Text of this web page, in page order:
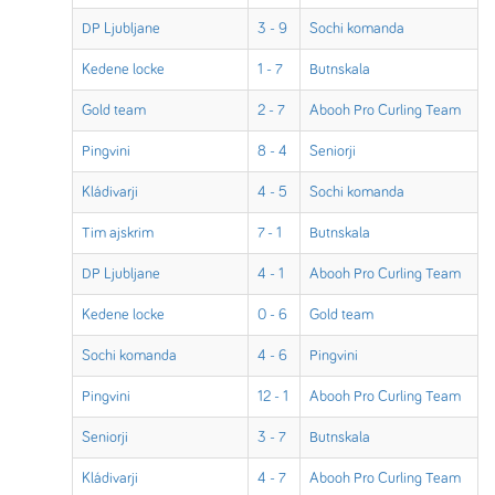
DP Ljubljane 3 - 9 Sochi komanda
Kedene locke 1 - 7 Butnskala
Gold team 2 - 7 Abooh Pro Curling Team
Pingvini 8 - 4 Seniorji
Kládivarji 4 - 5 Sochi komanda
Tim ajskrim 7 - 1 Butnskala
DP Ljubljane 4 - 1 Abooh Pro Curling Team
Kedene locke 0 - 6 Gold team
Sochi komanda 4 - 6 Pingvini
Pingvini 12 - 1 Abooh Pro Curling Team
Seniorji 3 - 7 Butnskala
Kládivarji 4 - 7 Abooh Pro Curling Team